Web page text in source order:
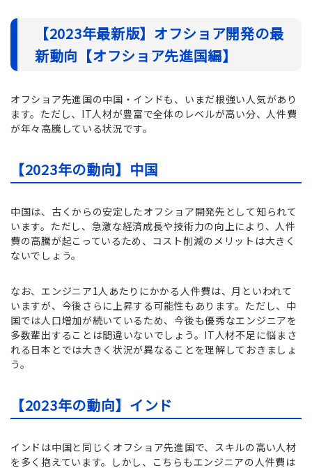
【2023年最新版】オフショア開発の最
新動向【オフショア先進国編】
オフショア先進国の中国・インドも、いまだ根強い人気があり
ます。ただし、IT人材が豊富で全体のレベルが高い分、人件費
が年々高騰している状況です。
【2023年の動向】中国
中国は、古くからの安定したオフショア開発先として知られて
います。ただし、急激な経済成長や技術力の向上により、人件
費の高騰が起こっているため、コスト削減のメリットは大きく
ないでしょう。
なお、エンジニア1人あたりにかかる人件費は、月といわれて
いますが、今後さらに上昇する可能性もあります。ただし、中
国では人口増加が続いているため、今後も優秀なエンジニアを
多数輩出することは間違いないでしょう。IT人材不足に悩まさ
れる日本とでは大きく状況が異なることを理解しておきましょ
う。
【2023年の動向】インド
インドは中国と同じくオフショア先進国で、スキルの高い人材
を多く抱えています。しかし、こちらもエンジニアの人件費は